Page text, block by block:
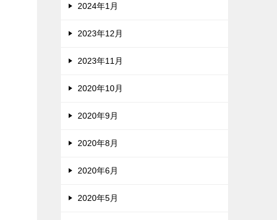
2024年1月
2023年12月
2023年11月
2020年10月
2020年9月
2020年8月
2020年6月
2020年5月